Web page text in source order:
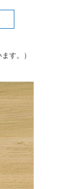
す。）